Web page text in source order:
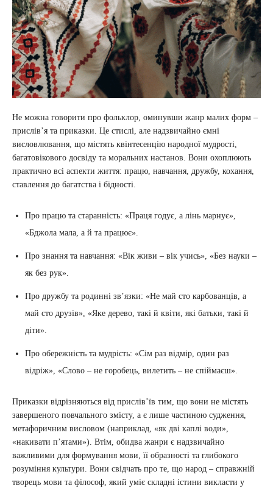
Не можна говорити про фольклор, оминувши жанр малих форм –
прислів’я та приказки. Це стислі, але надзвичайно ємні
висловлювання, що містять квінтесенцію народної мудрості,
багатовікового досвіду та моральних настанов. Вони охоплюють
практично всі аспекти життя: працю, навчання, дружбу, кохання,
ставлення до багатства і бідності.
Про працю та старанність: «Праця годує, а лінь марнує»,
«Бджола мала, а й та працює».
Про знання та навчання: «Вік живи – вік учись», «Без науки –
як без рук».
Про дружбу та родинні зв’язки: «Не май сто карбованців, а
май сто друзів», «Яке дерево, такі й квіти, які батьки, такі й
діти».
Про обережність та мудрість: «Сім раз відмір, один раз
відріж», «Слово – не горобець, вилетить – не спіймаєш».
Приказки відрізняються від прислів’їв тим, що вони не містять
завершеного повчального змісту, а є лише частиною судження,
метафоричним висловом (наприклад, «як дві каплі води»,
«накивати п’ятами»). Втім, обидва жанри є надзвичайно
важливими для формування мови, її образності та глибокого
розуміння культури. Вони свідчать про те, що народ – справжній
творець мови та філософ, який уміє складні істини викласти у